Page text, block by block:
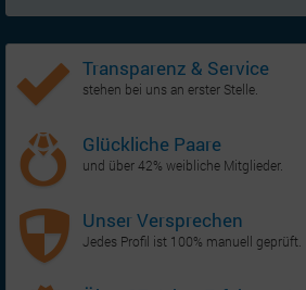
Transparenz & Service
stehen bei uns an erster Stelle.
Glückliche Paare
und über 42% weibliche Mitglieder.
Unser Versprechen
Jedes Profil ist 100% manuell geprüft.